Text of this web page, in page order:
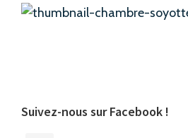
Suivez-nous sur Facebook !